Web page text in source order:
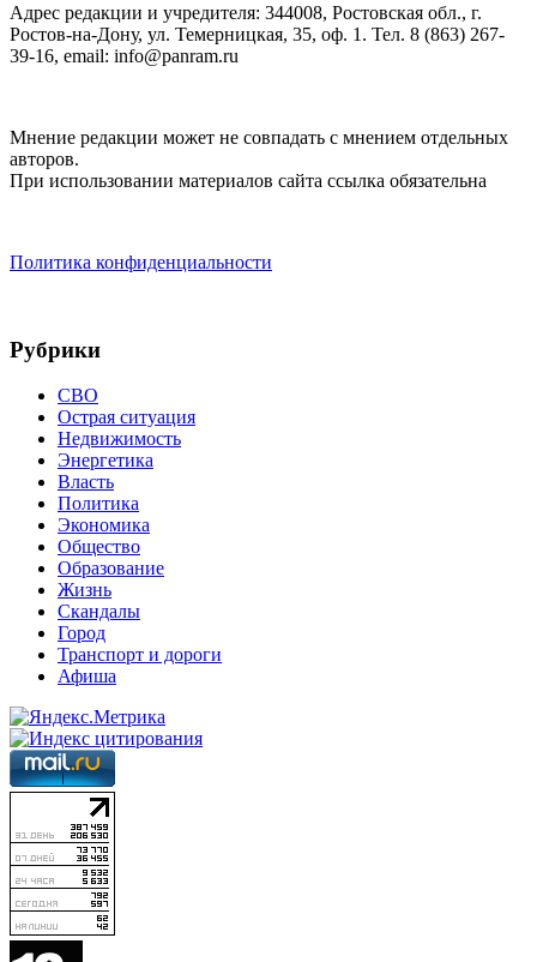
Адрес редакции и учредителя: 344008, Ростовская обл., г.
Ростов-на-Дону, ул. Темерницкая, 35, оф. 1. Тел. 8 (863) 267-
39-16, email: info@panram.ru
Мнение редакции может не совпадать с мнением отдельных
авторов.
При использовании материалов сайта ссылка обязательна
Политика конфиденциальности
Рубрики
СВО
Острая ситуация
Недвижимость
Энергетика
Власть
Политика
Экономика
Общество
Образование
Жизнь
Скандалы
Город
Транспорт и дороги
Афиша